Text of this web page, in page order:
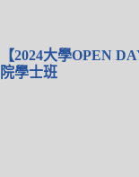
【2024大學OPEN
院學士班